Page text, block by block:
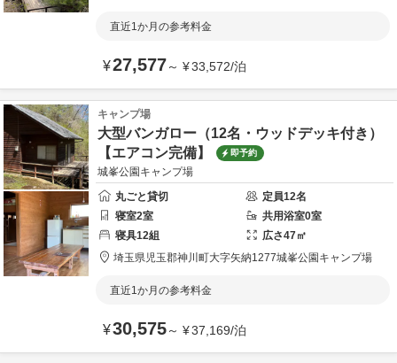
直近1か月の参考料金
¥27,577～ ¥33,572/泊
キャンプ場
大型バンガロー（12名・ウッドデッキ付き）
【エアコン完備】
即予約
城峯公園キャンプ場
丸ごと貸切
定員12名
寝室2室 共用浴室0室
寝具12組 広さ47㎡
埼玉県児玉郡神川町大字矢納1277城峯公園キャンプ場
直近1か月の参考料金
¥30,575～ ¥37,169/泊